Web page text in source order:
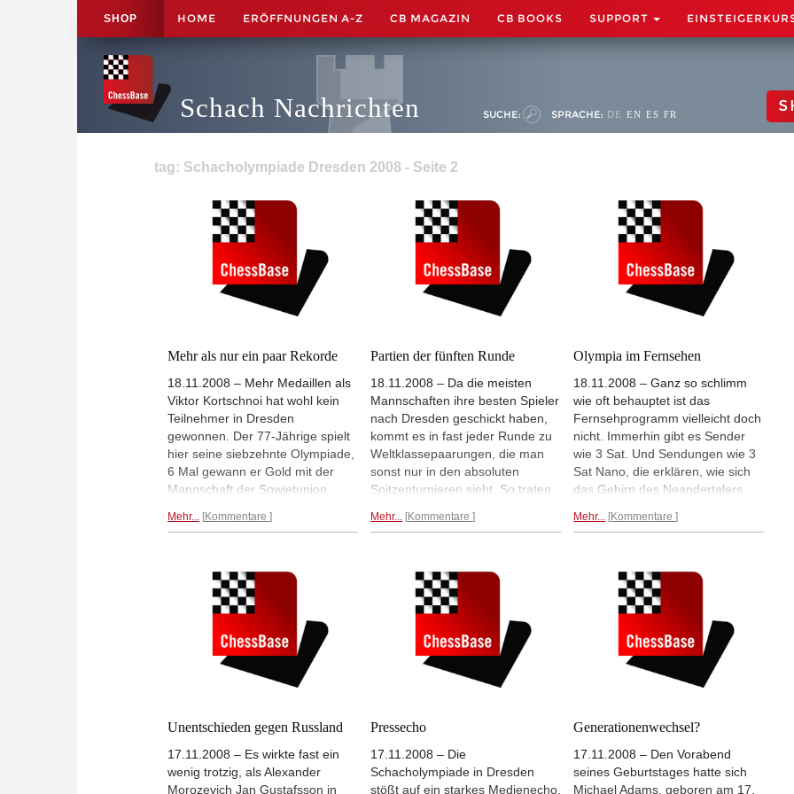
SHOP HOME ERÖFFNUNGEN A-Z CB MAGAZIN CB BOOKS SUPPORT
Schach Nachrichten SUCHE: SPRACHE: DE EN ES FR
tag: Schacholympiade Dresden 2008 - Seite 2
Mehr als nur ein paar Rekorde
18.11.2008 – Mehr Medaillen als
Viktor Kortschnoi hat wohl kein
Teilnehmer in Dresden
gewonnen. Der 77-Jährige spielt
hier seine siebzehnte Olympiade,
6 Mal gewann er Gold mit der
Mannschaft der Sowjetunion,
Bronze für das beste
in Deutschland, 1960, bei der
Schacholympiade in Leipzig.
Kortschnoi genießt - im wahrsten
Sinne des Wortes - den Ruf eines
Kämpfers und freut sich über die
in Dresden herrschende
Regelung, dass man nicht vor
darf. Das und mehr verrät
Hartmut Metz in einem kurzen
Porträt Kortschnois in der
Frankfurter Rundschau.
Artikel in der Frankfurter
Mehr... Kommentare
Partien der fünften Runde
18.11.2008 – Da die meisten
Mannschaften ihre besten Spieler
nach Dresden geschickt haben,
kommt es in fast jeder Runde zu
Weltklassepaarungen, die man
sonst nur in den absoluten
Spitzenturnieren sieht. So traten
Ungarn gegen die Ukraine Peter
einer langen, faszinierenden
Partie, in der Ivanchuk schließlich
im Endspiel gewann. Weitere
interessante Partien der fünften
Runde waren u.a. der Sieg des
jungen italienischen Talents
Fabiano Caruana gegen Michael
taktisches Scharmützel gegen
Meiers Sieg gegen Ruben
Felgaer.
Partien der fünften Runde
Mehr... Kommentare
Olympia im Fernsehen
18.11.2008 – Ganz so schlimm
wie oft behauptet ist das
Fernsehprogramm vielleicht doch
nicht. Immerhin gibt es Sender
wie 3 Sat. Und Sendungen wie 3
Sat Nano, die erklären, wie sich
das Gehirn des Neandertalers
beim Bau eines Iglus
Sendung - 3 Sat, 18:30 Uhr -
beschäftigt sich mit dem Railjet,
der "Austro-Alternative zum ICE",
Schacholympiade in Dresden.
Und natürlich gibt es ChessBase
TV auf dem Fritz-Server. André
in Dresden täglich kurz nach
empfängt interessante
Zuschauergäste, die das aktuelle
Olympiageschehen
Mehr... Kommentare
Unentschieden gegen Russland
17.11.2008 – Es wirkte fast ein
wenig trotzig, als Alexander
Morozevich Jan Gustafsson in
Pressecho
17.11.2008 – Die
Schacholympiade in Dresden
stößt auf ein starkes Medienecho.
Generationenwechsel?
17.11.2008 – Den Vorabend
seines Geburtstages hatte sich
Michael Adams, geboren am 17.